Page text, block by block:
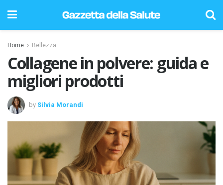
Home Bellezza
Collagene in polvere: guida e
migliori prodotti
by Silvia Morandi